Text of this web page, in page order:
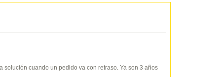
cuando un pedido va con retraso. Ya son 3 años